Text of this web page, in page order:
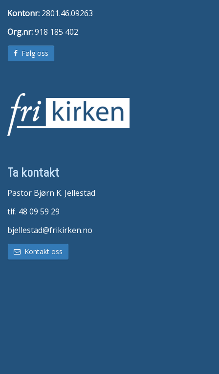
Kontonr: 2801.46.09263
Org.nr:918 185 402
Følg oss
Ta kontakt
Pastor Bjørn K. Jellestad
tlf. 48 09 59 29
bjellestad@frikirken.no
Kontakt oss